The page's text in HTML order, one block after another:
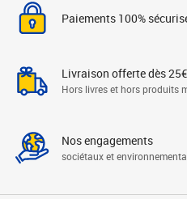
Paiements 100%
Livraison offerte dès
Hors livres et hors produits
Nos engagements
sociétaux et